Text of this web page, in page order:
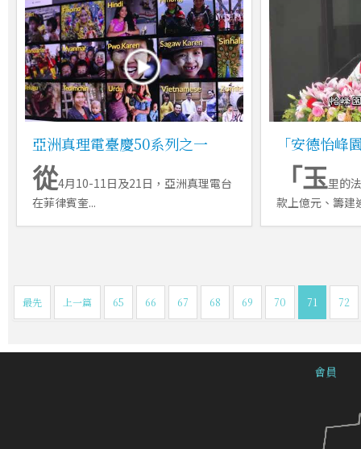
亞洲真理電臺慶50系列之一
從4月10-11日及21日，亞洲真理電台
在菲律賓奎...
「安德怡峰
「玉里的
款上億元、籌建
最先 上一篇 65 66 67 68 69 70 71 72
會員